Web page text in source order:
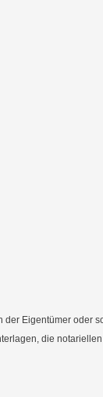
Eigentümer oder
die